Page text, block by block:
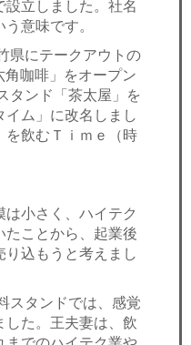
設立しました。社名
意味です。
県にテークアウトの
咖啡」をオープン
タンド「茶太屋」を
ム」に改名しまし
を飲むＴｉｍｅ（時
小さく、ハイテク
たことから、起業後
り込もうと考えまし
スタンドでは、感覚
した。王夫妻は、飲